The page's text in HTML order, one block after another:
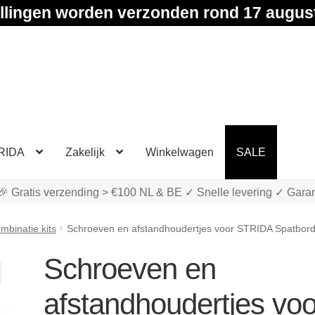
worden verzonden rond 17
Zakelijk Winkelwagen SALE
Gratis verzending > €100 NL & BE ✓ Snelle levering ✓
kits Schroeven en afstandhoudertjes voor STRIDA
Schroeven en
afstandhoudertjes